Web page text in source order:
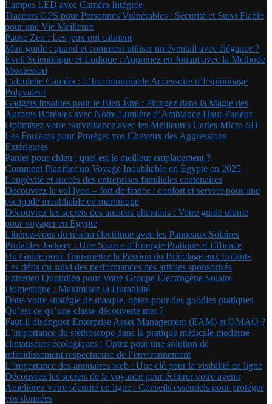
Lampes LED avec Caméra Intégrée
Traceurs GPS pour Personnes Vulnérables : Sécurité et Suivi Fiable
pour une Vie Meilleure
Pause Zen : Les jeux qui calment
Mini guide : quand et comment utiliser un éventail avec élégance ?
Éveil Scientifique et Ludique : Apprenez en Jouant avec la Méthode
Montessori
Calculette Caméra : L’Incontournable Accessoire d’Espionnage
Polyvalent
Gadgets Insolites pour le Bien-Être : Plongez dans la Magie des
Aurores Boréales avec Notre Lumière d’Ambiance Haut-Parleur
Optimisez votre Surveillance avec les Meilleures Cartes Micro SD
Les Foulards pour Protéger vos Cheveux des Aggressions
Extérieures
Panier pour chien : quel est le meilleur emplacement ?
Comment Planifier un Voyage Inoubliable en Égypte en 2025
Longévité et succès des entreprises familiales centenaires
Découvrez le vol lyon – fort de france : confort et service pour une
escapade inoubliable en martinique
Découvrez les secrets des anciens pharaons : Votre guide ultime
pour voyager en Égypte
Libérez-vous du réseau électrique avec les Panneaux Solaires
Portables Jackery : Une Source d’Énergie Pratique et Efficace
Un Guide pour Transmettre la Passion du Bricolage aux Enfants
Les défis du suivi des performances des articles sponsorisés
Entretien Quotidien pour Votre Groupe Électrogène Solaire
Domestique : Maximisez la Durabilité
Dans votre stratégie de marque, optez pour des goodies pratiques
Qu’est-ce qu’une classe découverte mer ?
Faut-il distinguer Enterprise Asset Management (EAM) et GMAO ?
L’importance du stéthoscope dans la pratique médicale moderne
climatiseurs écologiques : Optez pour une solution de
refroidissement respectueuse de l’environnement
L’importance des annuaires web : Une clé pour la visibilité en ligne
Découvrez les secrets de la voyance pour éclairer votre avenir
Améliorez votre sécurité en ligne : Conseils essentiels pour protéger
vos données